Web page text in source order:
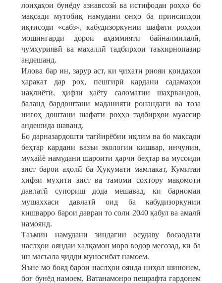
лоиҳаҳои бунёду азнавсозӣ ва истифодаи роҳҳо бо
мақсади мутобиқ намудани онҳо ба принсипҳои
иқтисоди «сабз», кабудизоркунии шафати роҳҳои
мошингарди дорои аҳаммияти байналмилалӣ,
ҷумҳуриявӣ ва маҳаллӣ тадбирҳои таъхирнопазир
андешанд.
Илова бар ин, зарур аст, ки ҷиҳати риояи қоидаҳои
ҳаракат дар роҳ, пешгирӣ кардани садамаҳои
нақлиётӣ, ҳифзи ҳаёту саломатии шаҳрвандон,
баланд бардоштани маданияти ронандагӣ ва тоза
нигоҳ доштани шафати роҳҳо тадбирҳои муассир
андешида шаванд.
Бо дарназардошти тағйирёбии иқлим ва бо мақсади
беҳтар кардани вазъи экологии кишвар, инчунин,
муҳайё намудани шароити ҳарчи беҳтар ва мусоиди
зист барои аҳолӣ ба Ҳукумати мамлакат, Кумитаи
ҳифзи муҳити зист ва тамоми сохтору мақомоти
давлатӣ супориш дода мешавад, ки барномаи
мушаххаси давлатӣ оид ба кабудизоркунии
кишварро барои давраи то соли 2040 қабул ва амалӣ
намоянд.
Таъмин намудани зиндагии осудаву босаодати
наслҳои ояндаи халқамон моро водор месозад, ки ба
ин масъала ҷиддӣ муносибат намоем.
Яъне мо бояд барои наслҳои оянда ниҳол шинонем,
боғ бунёд намоем, Ватанамонро пешрафта гардонем